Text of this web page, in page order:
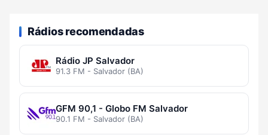
Rádios recomendadas
Rádio JP Salvador
91.3 FM - Salvador (BA)
GFM 90,1 - Globo FM Salvador
90.1 FM - Salvador (BA)